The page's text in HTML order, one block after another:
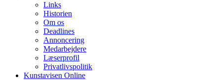
Links
Historien
Om os
Deadlines
Annoncering
Medarbejdere
Læserprofil
Privatlivspolitik
Kunstavisen Online